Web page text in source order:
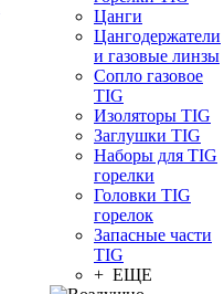
Цанги
Цангодержатели
и газовые линзы
Сопло газовое
TIG
Изоляторы TIG
Заглушки TIG
Наборы для TIG
горелки
Головки TIG
горелок
Запасные части
TIG
+ ЕЩЕ